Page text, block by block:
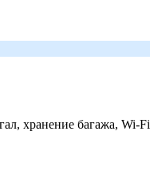
хранение багажа, Wi-